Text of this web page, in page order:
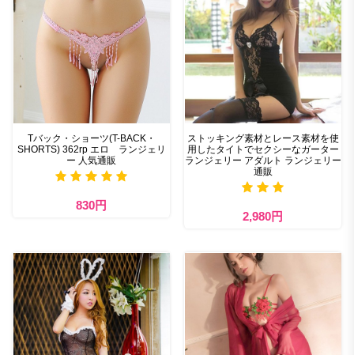
Tバック・ショーツ(T-BACK・
SHORTS) 362rp エロ ランジェリ
ー 人気通販
830円
ストッキング素材とレース素材を使
用したタイトでセクシーなガーター
ランジェリー アダルト ランジェリー
通販
2,980円